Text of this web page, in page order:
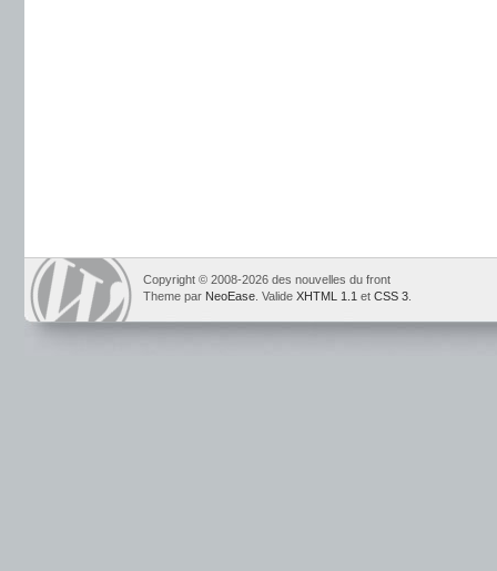
Copyright © 2008-2026 des nouvelles du front
Theme par NeoEase . Valide XHTML 1.1 et CSS 3